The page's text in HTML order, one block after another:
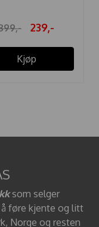
239,-
Kjøp
som selger
å føre kjente og litt
Norge og resten